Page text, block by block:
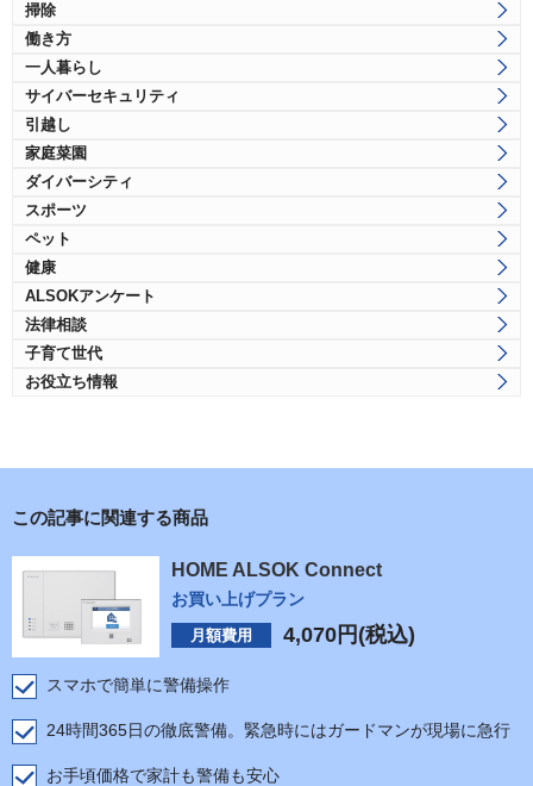
掃除
働き方
一人暮らし
サイバーセキュリティ
引越し
家庭菜園
ダイバーシティ
スポーツ
ペット
健康
ALSOKアンケート
法律相談
子育て世代
お役立ち情報
この記事に関連する商品
HOME ALSOK Connect
お買い上げプラン
月額費用 4,070 円(税込)
スマホで簡単に警備操作
24時間365日の徹底警備。緊急時にはガードマンが現場に急行
お手頃価格で家計も警備も安心